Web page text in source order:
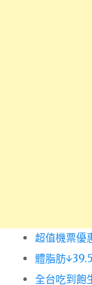
超值機票優
體脂肪
全台吃到飽